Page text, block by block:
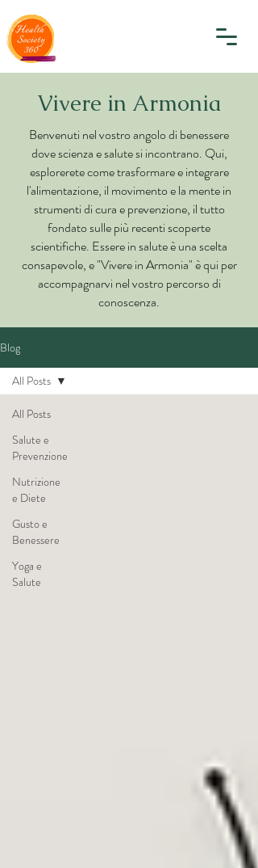
Vivere in Armonia
Benvenuti nel vostro angolo di benessere
dove scienza e salute si incontrano. Qui,
esplorerete come trasformare e integrare
l'alimentazione, il movimento e la mente in
strumenti di cura e prevenzione, il tutto
fondato sulle più recenti scoperte
scientifiche. Essere in salute è una scelta
consapevole, e "Vivere in Armonia" è qui per
accompagnarvi nel vostro percorso di
conoscenza.
Blog
All Posts
Salute e
Prevenzione
Nutrizione
e Diete
Gusto e
Benessere
Yoga e
Salute
All Posts